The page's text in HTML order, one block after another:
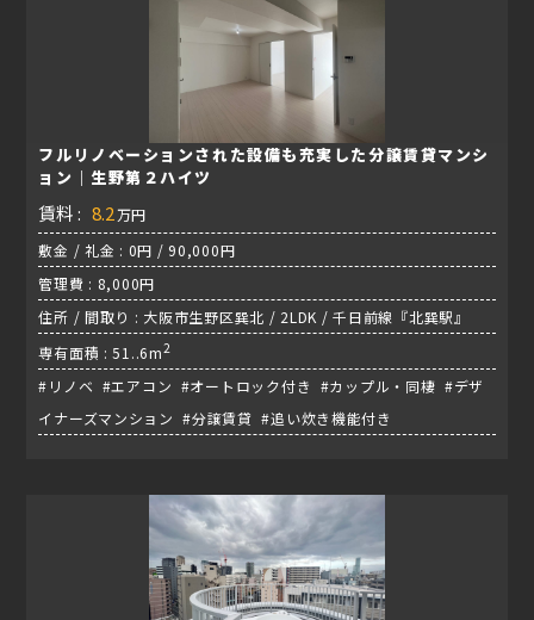
フルリノベーションされた設備も充実した分譲賃貸マンシ
ョン｜生野第２ハイツ
賃料 : 8.2万円
敷金 / 礼金 : 0円 / 90,000円
管理費 : 8,000円
住所 / 間取り : 大阪市生野区巽北 / 2LDK / 千日前線『北巽駅』
専有面積 : 51..6m2
#リノベ #エアコン #オートロック付き #カップル・同棲 #デザ
イナーズマンション #分譲賃貸 #追い炊き機能付き